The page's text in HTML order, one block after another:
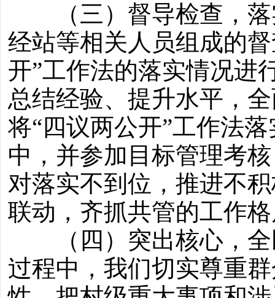
（三）督导检查，落
经站等相关人员组成的
开”工作法的落实情况进
总结经验、提升水平，
将“四议两公开”工作法
中，并参加目标管理考
对落实不到位，推进不
联动，齐抓共管的工作
（四）突出核心，全
过程中，我们切实尊重